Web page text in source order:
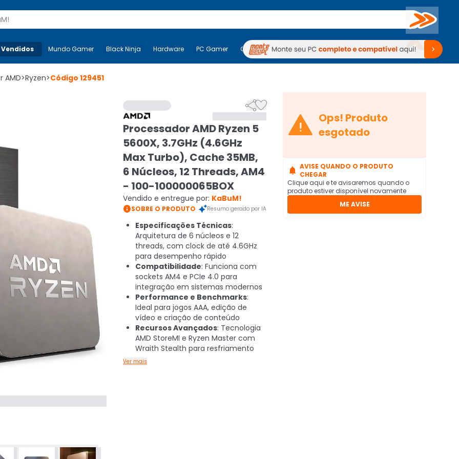
Buscar
Mais-v- Mundo Gamer Black Ninja Hardware PC Gamer Computadores Periféricos TV Venda no KaBuM!
Mundo Gamer Black Ninja Hardware PC Gamer Computadores Periféricos TV Venda no KaBuM!
AMD>Ryzen>Código 129451

Processador AMD Ryzen 5
5600X, 3.7GHz (4.6GHz
Max Turbo), Cache 35MB,
6 Núcleos, 12 Threads, AM4
- 100-100000065BOX
Vendido e entregue por: KaBuM!
SOBRE O PRODUTO Resumo gerado por IA
Especificações Técnicas:
Arquitetura de 6 núcleos e 12
threads, com clock de até 4.6GHz
para desempenho rápido
Compatibilidade: Funciona com
sockets AM4 e PCIe 4.0 para
integração em sistemas modernos
Performance e Benchmarks:
Ideal para jogos AAA, edição de
vídeo e criação de conteúdo
Recursos Avançados: Tecnologia
AMD StoreMI e Ryzen Master com
Wraith Stealth para resfriamento
Ver mais
 Ops! Produto
esgotado
 AVISE QUANDO O PRODUTO
CHEGAR
Clique aqui e te avisaremos quando o
produto estiver disponível novamente
ME AVISE